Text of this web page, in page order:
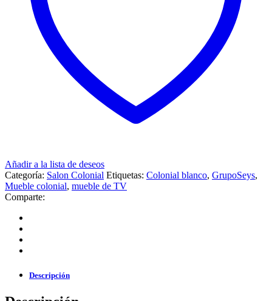
Añadir a la lista de deseos
Categoría: Salon Colonial Etiquetas: Colonial blanco, GrupoSeys,
Mueble colonial, mueble de TV
Comparte:
Descripción